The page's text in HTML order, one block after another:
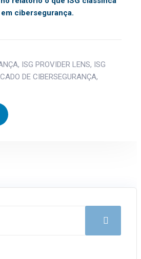
cibersegurança.
, ISG PROVIDER LENS, ISG
DE CIBERSEGURANÇA,